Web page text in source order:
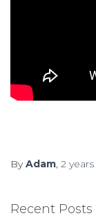
ByAdam, 2 years
Recent Posts